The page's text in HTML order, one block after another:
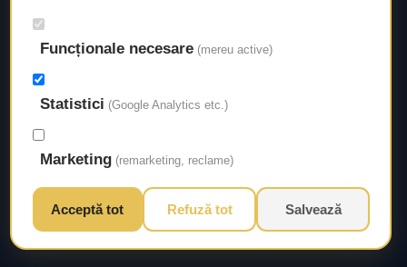
Livrare rapidă
Asigurăm un timp de livrare scurt, astfel încât să aveți
acces la piesele necesare fără întârzieri.
© 2026 Autorival. Toate drepturile rezervate.
Funcționale necesare (mereu active)
Statistici (Google Analytics etc.)
Marketing (remarketing, reclame)
Acceptă tot Refuză tot Salvează